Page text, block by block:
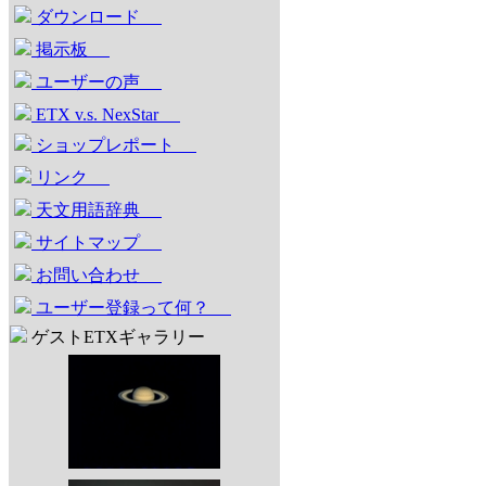
ダウンロード
掲示板
ユーザーの声
ETX v.s. NexStar
ショップレポート
リンク
天文用語辞典
サイトマップ
お問い合わせ
ユーザー登録って何？
ゲストETXギャラリー